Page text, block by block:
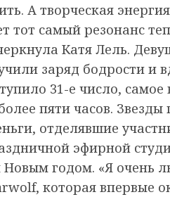
А творческая
тот самый резонанс
Катя Лель.
заряд бодрости и
31-е число,
пяти часов. Звезды
отделявшие
эфирной
годом. «Я очень
которая впервые